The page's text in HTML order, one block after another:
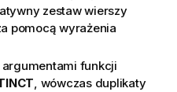
zestaw wierszy
pomocą wyrażenia
funkcji
, wówczas duplikaty